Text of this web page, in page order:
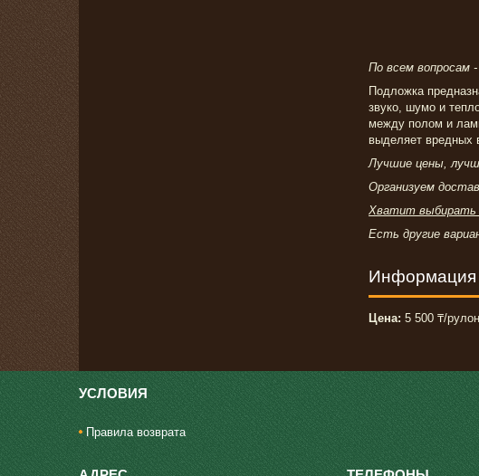
По всем
Подложка
звуко, шумо и
между полом и
выделяет вредных
Лучшие цены,
Организуем
Хватит выбирать
Есть другие
Информация
Цена: 5 500 ₸/рулон
УСЛОВИЯ
Правила возврата